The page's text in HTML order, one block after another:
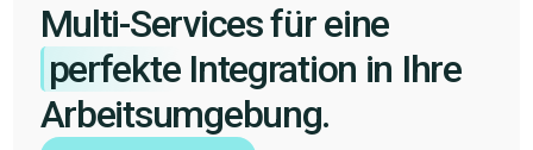
Multi-Services für eine
perfekteIntegration in Ihre
Arbeitsumgebung.